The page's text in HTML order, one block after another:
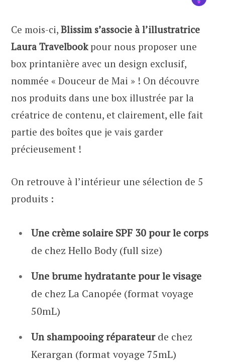
Ce mois-ci, Blissim s’associe à l’illustratrice
Laura Travelbookpour nous proposer une
box printanière avec un design exclusif,
nommée « Douceur de Mai » ! On découvre
nos produits dans une box illustrée par la
créatrice de contenu, et clairement, elle fait
partie des boîtes que je vais garder
précieusement !
On retrouve à l’intérieur une sélection de 5
produits :
Une crème solaire SPF 30 pour le corps
de chez Hello Body (full size)
Une brume hydratante pour le visage
de chez La Canopée (format voyage
50mL)
Un shampooing réparateurde chez
Kerargan (format voyage 75mL)